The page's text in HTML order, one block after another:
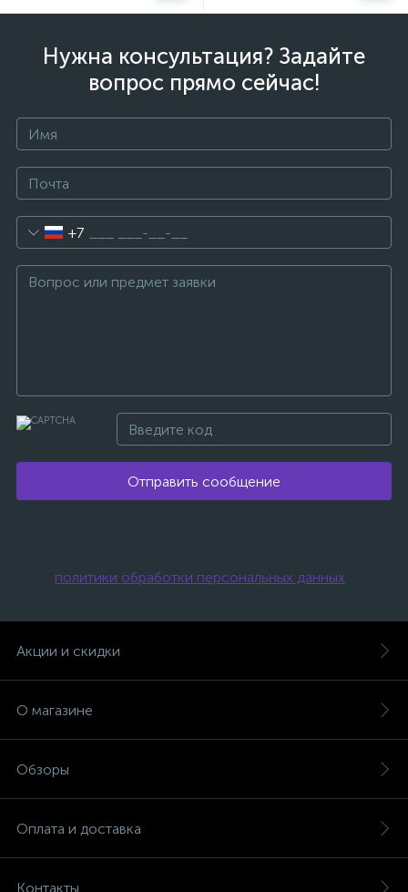
Нужна консультация? Задайте
вопрос прямо сейчас!
+7
Отправить сообщение
политики обработки персональных данных
Акции и скидки
О магазине
Обзоры
Оплата и доставка
Контакты